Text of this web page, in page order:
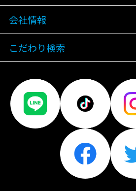
会社情報
こだわり検索